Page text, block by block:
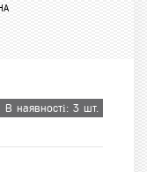
В наявності: 3 шт.